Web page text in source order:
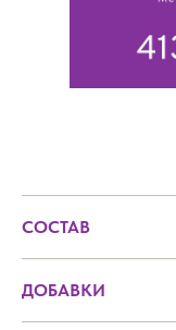
СОСТАВ
ДОБАВКИ